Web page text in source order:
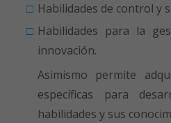
Habilidades de control y
Habilidades para la
innovación.
Asimismo permite
específicas para
habilidades y sus